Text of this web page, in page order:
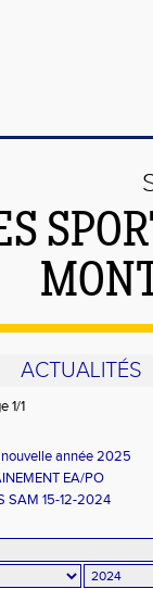
ACTUALITÉS
1/1
année 2025
EA/PO
SAM 15-12-2024